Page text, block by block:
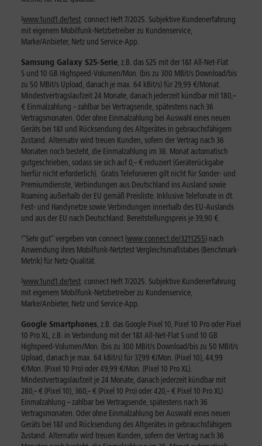
²www.1und1.de/test. connect Heft 7/2025. Subjektive Kundenerfahrung
mit eigenem Mobilfunk-Netzbetreiber zu Kundenservice,
Marke/Anbieter, Netz und Service-App.
Samsung Galaxy S25-Serie, z.B. das S25 mit der 1&1 All-Net-Flat
S und 10 GB Highspeed-Volumen/Mon. (bis zu 300 MBit/s Download/bis
zu 50 MBit/s Upload, danach je max. 64 kBit/s) für 29,99 €/Monat.
Mindestvertragslaufzeit 24 Monate, danach jederzeit kündbar mit 180,–
€ Einmalzahlung – zahlbar bei Vertragsende, spätestens nach 36
Vertragsmonaten. Oder ohne Einmalzahlung bei Auswahl eines neuen
Geräts bei 1&1 und Rücksendung des Altgerätes in gebrauchsfähigem
Zustand. Alternativ wird treuen Kunden, sofern der Vertrag nach 36
Monaten noch besteht, die Einmalzahlung im 36. Monat automatisch
gutgeschrieben, sodass sie sich auf 0,– € reduziert (Geräterückgabe
hierfür nicht erforderlich). Gratis Telefonieren gilt nicht für Sonder- und
Premiumdienste, Verbindungen aus Deutschland ins Ausland sowie
Roaming außerhalb der EU gemäß Preisliste. Inklusive Telefonate in dt.
Fest- und Handynetze sowie Verbindungen innerhalb des EU-Auslands
und aus der EU nach Deutschland. Bereitstellungspreis je 39,90 €.
¹"Sehr gut“ vergeben von connect (www.connect.de/3211255) nach
Anwendung ihres Mobilfunk-Netztest Vergleichsmaßstabes (Benchmark-
Metrik) für Netz-Qualität.
²www.1und1.de/test. connect Heft 7/2025. Subjektive Kundenerfahrung
mit eigenem Mobilfunk-Netzbetreiber zu Kundenservice,
Marke/Anbieter, Netz und Service-App.
Google Smartphones, z.B. das Google Pixel 10, Pixel 10 Pro oder Pixel
10 Pro XL, z.B. in Verbindung mit der 1&1 All-Net-Flat S und 10 GB
Highspeed-Volumen/Mon. (bis zu 300 MBit/s Download/bis zu 50 MBit/s
Upload, danach je max. 64 kBit/s) für 37,99 €/Mon. (Pixel 10), 44,99
€/Mon. (Pixel 10 Pro) oder 49,99 €/Mon. (Pixel 10 Pro XL).
Mindestvertragslaufzeit je 24 Monate, danach jederzeit kündbar mit
280,– € (Pixel 10), 360,– € (Pixel 10 Pro) oder 420,– € Pixel 10 Pro XL)
Einmalzahlung – zahlbar bei Vertragsende, spätestens nach 36
Vertragsmonaten. Oder ohne Einmalzahlung bei Auswahl eines neuen
Geräts bei 1&1 und Rücksendung des Altgerätes in gebrauchsfähigem
Zustand. Alternativ wird treuen Kunden, sofern der Vertrag nach 36